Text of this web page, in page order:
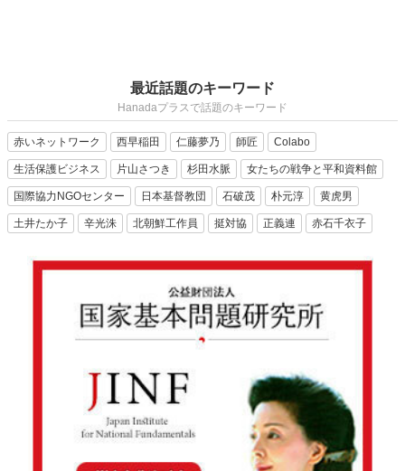
最近話題のキーワード
Hanadaプラスで話題のキーワード
赤いネットワーク 西早稲田 仁藤夢乃 師匠 Colabo
生活保護ビジネス 片山さつき 杉田水脈 女たちの戦争と平和資料館
国際協力NGOセンター 日本基督教団 石破茂 朴元淳 黄虎男
土井たか子 辛光洙 北朝鮮工作員 挺対協 正義連 赤石千衣子